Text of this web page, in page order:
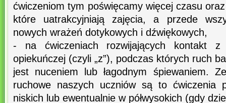
ćwiczeniom tym poświęcamy więcej czasu
które uatrakcyjniają zajęcia, a przede
nowych wrażeń dotykowych i dźwiękowych,
- na ćwiczeniach rozwijających kontakt
opiekuńczej (czyli „z”), podczas których ruch
jest nuceniem lub łagodnym śpiewaniem.
ruchowe naszych uczniów są to ćwiczenia
niskich lub ewentualnie w półwysokich (gdy